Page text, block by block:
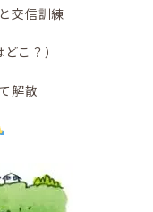
交信訓練
こ？）
解散